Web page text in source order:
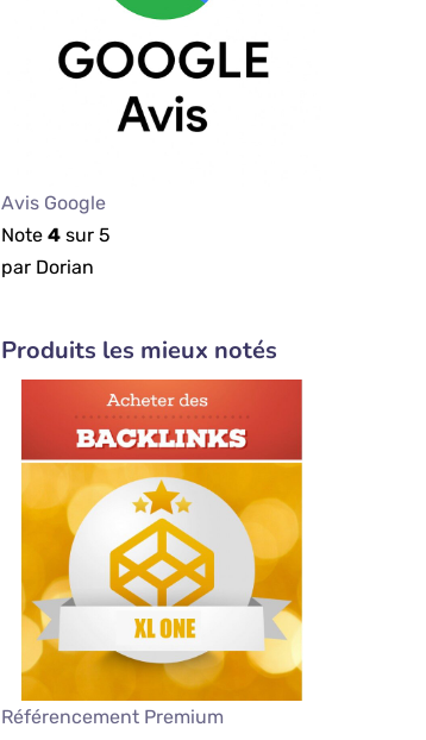
Avis Google
Note 4 sur 5
par Dorian
Produits les mieux notés
Référencement Premium